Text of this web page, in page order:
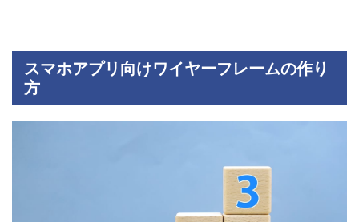
スマホアプリ向けワイヤーフレームの作り
方